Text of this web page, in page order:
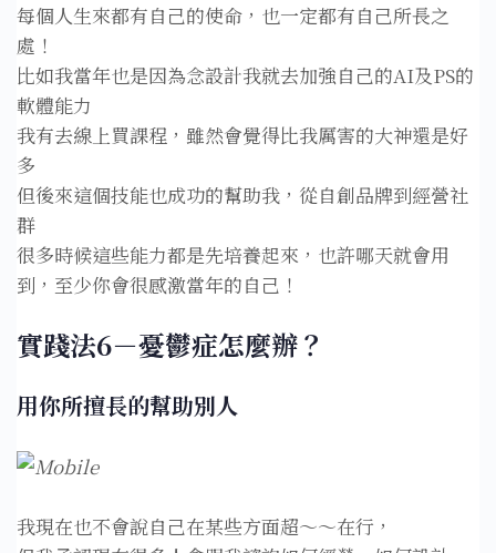
每個人生來都有自己的使命，也一定都有自己所長之
處！⁣
比如我當年也是因為念設計我就去加強自己的AI及PS的
軟體能力⁣
我有去線上買課程，雖然會覺得比我厲害的大神還是好
多⁣
但後來這個技能也成功的幫助我，從自創品牌到經營社
群⁣
很多時候這些能力都是先培養起來，也許哪天就會用
到，至少你會很感激當年的自己！⁣
實踐法6－憂鬱症怎麼辦？
用你所擅長的幫助別人⁣
我現在也不會說自己在某些方面超～～在行，⁣